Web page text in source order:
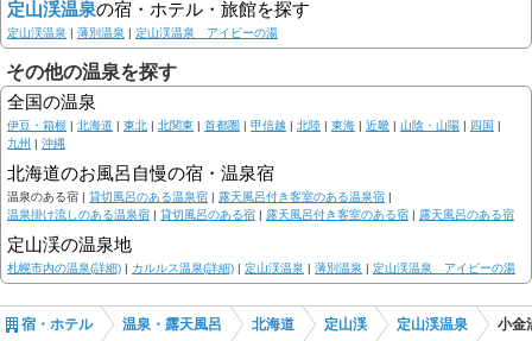
定山渓温泉の宿・ホテル・旅館を探す
定山渓温泉 | 薄別温泉 | 定山渓温泉 アイビーの湯
その他の温泉を探す
全国の温泉
伊豆・箱根 | 北海道 | 東北 | 北関東 | 首都圏 | 甲信越 | 北陸 | 東海 | 近畿 | 山陰・山陽 | 四国 |
九州 | 沖縄
北海道のお風呂自慢の宿・温泉宿
温泉のある宿 | 貸切風呂のある温泉宿 | 露天風呂付き客室のある温泉宿 |
温泉掛け流しのある温泉宿 | 貸切風呂のある宿 | 露天風呂付き客室のある宿 | 露天風呂のある宿
定山渓の温泉地
札幌市内の温泉(詳細) | カルルス温泉(詳細) | 定山渓温泉 | 薄別温泉 | 定山渓温泉 アイビーの湯
宿・ホテル 温泉・露天風呂 北海道 定山渓 定山渓温泉 小金